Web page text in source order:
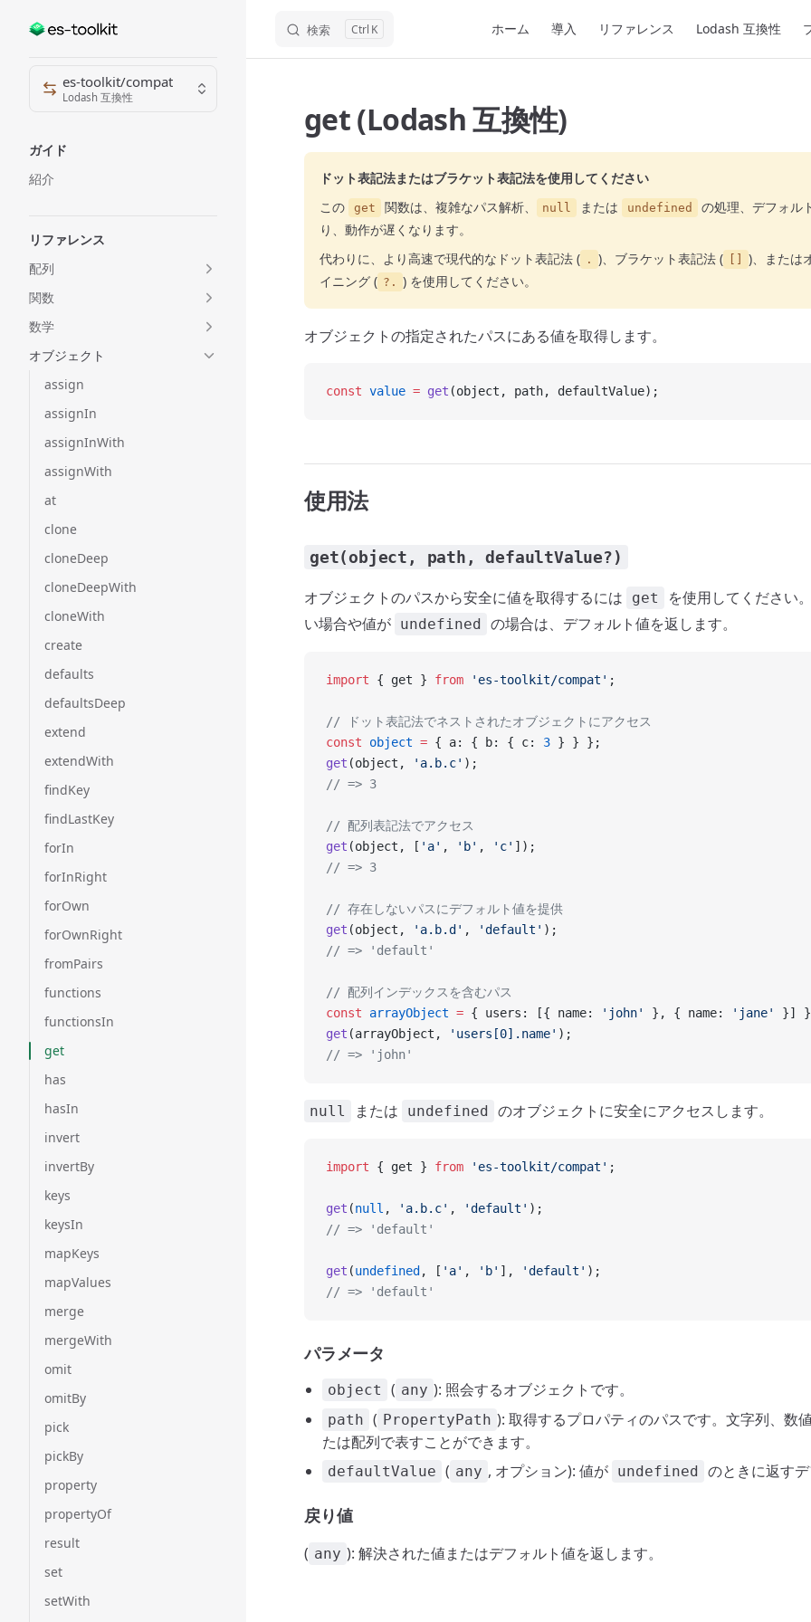
Skip to content 検索 K ホーム 導入 リファレンス Lodash 互換性
Sidebar Navigation
es-toolkit/compat
Lodash 互換性
ガイド
紹介
リファレンス
配列
関数
数学
オブジェクト
assign
assignIn
assignInWith
assignWith
at
clone
cloneDeep
cloneDeepWith
cloneWith
create
defaults
defaultsDeep
extend
extendWith
findKey
findLastKey
forIn
forInRight
forOwn
forOwnRight
fromPairs
functions
functionsIn
get
has
hasIn
invert
invertBy
keys
keysIn
mapKeys
mapValues
merge
mergeWith
omit
omitBy
pick
pickBy
property
propertyOf
result
set
setWith
get (Lodash 互換性)
ドット表記法またはブラケット表記法を使用してください
この
get 関数は、複雑なパス解析、 null または undefined
の処理、デフォル
り、動作が遅くなります。
代わりに、より高速で現代的なドット表記法 ( . )、ブラケット表記法 (
)、または
イニング ( ?. ) を使用してください。
オブジェクトの指定されたパスにある値を取得します。
const value = get (object, path, defaultValue);
使用法
get(object, path, defaultValue?)
オブジェクトのパスから安全に値を取得するには get
を使用してください
い場合や値が undefined の場合は、デフォルト値を返します。
import { get } from 'es-toolkit/compat' ;
// ドット表記法でネストされたオブジェクトにアクセス
const object = { a: { b: { c: 3 } } };
get (object, 'a.b.c' );
// => 3
// 配列表記法でアクセス
get (object, [ 'a' , 'b' , 'c' ]);
// => 3
// 存在しないパスにデフォルト値を提供
get (object, 'a.b.d' , 'default' );
// => 'default'
// 配列インデックスを含むパス
const arrayObject = { users: [{ name: 'john' }, { name: 'jane'
}]
get (arrayObject, 'users[0].name' );
// => 'john'
null または undefined のオブジェクトに安全にアクセスします。
import { get } from 'es-toolkit/compat' ;
get (null , 'a.b.c' , 'default' );
// => 'default'
get (undefined , [ 'a' , 'b' ], 'default' );
// => 'default'
パラメータ
object ( any ): 照会するオブジェクトです。
path ( PropertyPath ): 取得するプロパティのパスです。文字列、数
たは配列で表すことができます。
defaultValue ( any , オプション): 値が undefined のときに返すデ
戻り値
( any ): 解決された値またはデフォルト値を返します。